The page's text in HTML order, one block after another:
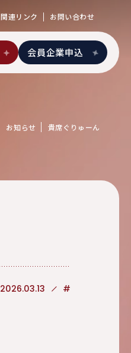
関連リンク お問い合わせ
会員企業申込
お知らせ 貴席ぐりゅーん
2026.03.13 #